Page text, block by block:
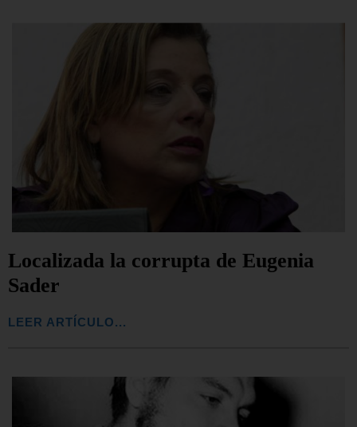
Localizada la corrupta de Eugenia
Sader
LEER ARTÍCULO...